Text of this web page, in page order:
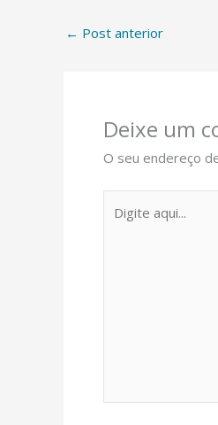
← Post anterior
Deixe um
O seu endereço
aqui...